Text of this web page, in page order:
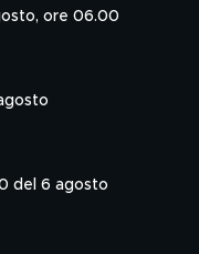
ore 06.00
del 6 agosto